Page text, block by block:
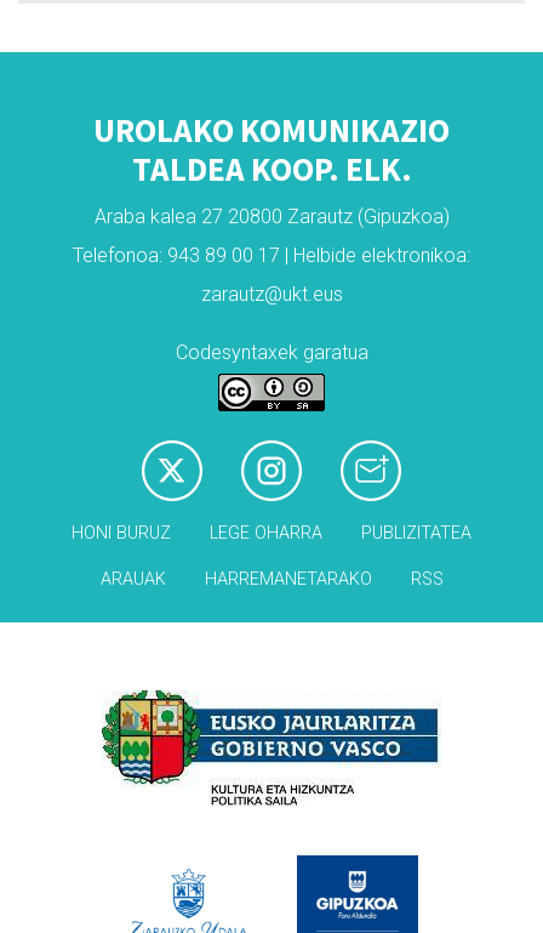
UROLAKO KOMUNIKAZIO
TALDEA KOOP. ELK.
Araba kalea 27 20800 Zarautz (Gipuzkoa)
Telefonoa: 943 89 00 17 | Helbide elektronikoa:
zarautz@ukt.eus
Codesyntaxek garatua
HONI BURUZ LEGE OHARRA PUBLIZITATEA
ARAUAK HARREMANETARAKO RSS